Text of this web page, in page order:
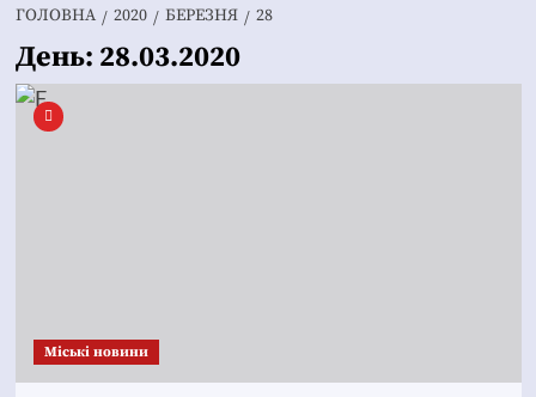
ГОЛОВНА 2020 БЕРЕЗНЯ 28
День: 28.03.2020
Mіські новини